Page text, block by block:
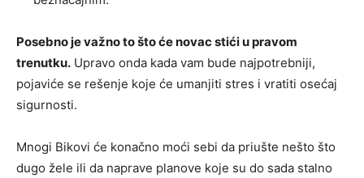
Posebno je važno to što će novac stići u pravom
trenutku. Upravo onda kada vam bude najpotrebniji,
pojaviće se rešenje koje će umanjiti stres i vratiti osećaj
sigurnosti.
Mnogi Bikovi će konačno moći sebi da priušte nešto što
dugo žele ili da naprave planove koje su do sada stalno